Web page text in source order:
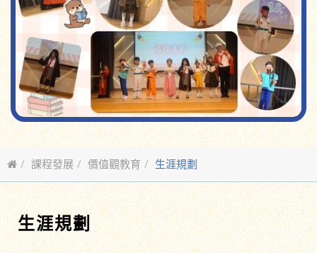
課程發展 價值觀教育 生涯規劃
生涯規劃